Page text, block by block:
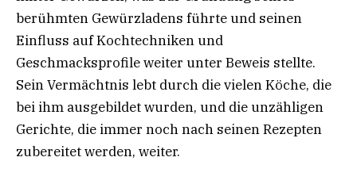
berühmten Gewürzladens führte und seinen
Einfluss auf Kochtechniken und
Geschmacksprofile weiter unter Beweis stellte.
Sein Vermächtnis lebt durch die vielen Köche, die
bei ihm ausgebildet wurden, und die unzähligen
Gerichte, die immer noch nach seinen Rezepten
zubereitet werden, weiter.